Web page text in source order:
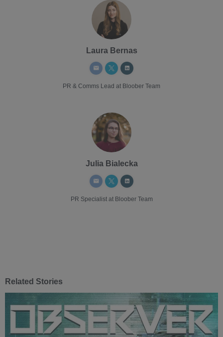
Laura Bernas
PR & Comms Lead at Bloober Team
Julia Bialecka
PR Specialistat Bloober Team
Related Stories